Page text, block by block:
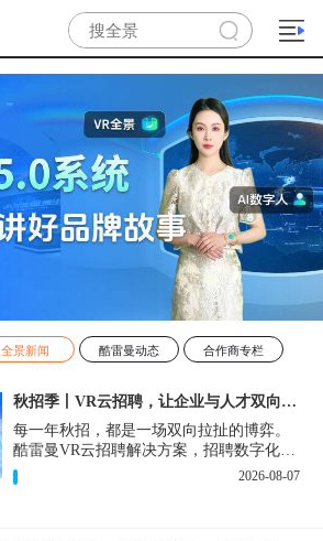
全景新闻 酷雷曼动态 合作商专栏
秋招季丨VR云招聘，让企业与人才双向奔赴！
每一年秋招，都是一场双向拉扯的博弈。
酷雷曼VR云招聘解决方案，招聘数字化的
实用工具，告别“信息博弈”，真正实现企
业与人才双向奔赴。
2026-08-07